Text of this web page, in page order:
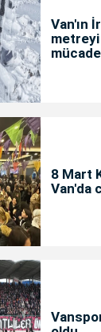
Van'ın
8 Mart
Van'da